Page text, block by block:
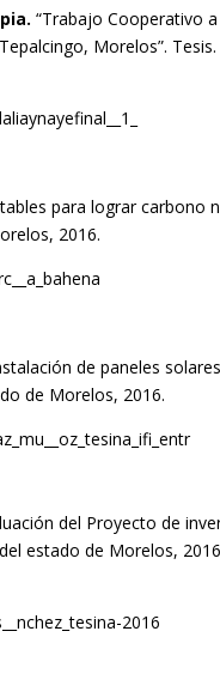
“Trabajo Cooperativo
Morelos”.
para lograr carbono
2016.
de paneles
de Morelos, 2016.
del Proyecto de
estado de Morelos,
2016